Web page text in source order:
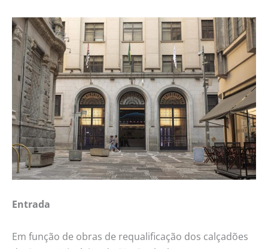
Entrada
Em função de obras de requalificação dos calçadões